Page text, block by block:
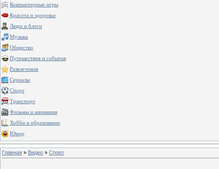
Компьютерные игры
Красота и здоровье
Люди и блоги
Музыка
Общество
Путешествия и события
Развлечения
Сериалы
Спорт
Транспорт
Фильмы и анимация
Хобби и образование
Юмор
Главная » Видео » Спорт